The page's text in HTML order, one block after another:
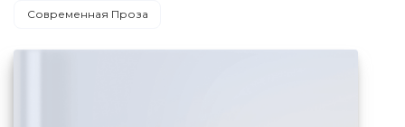
Современная Проза